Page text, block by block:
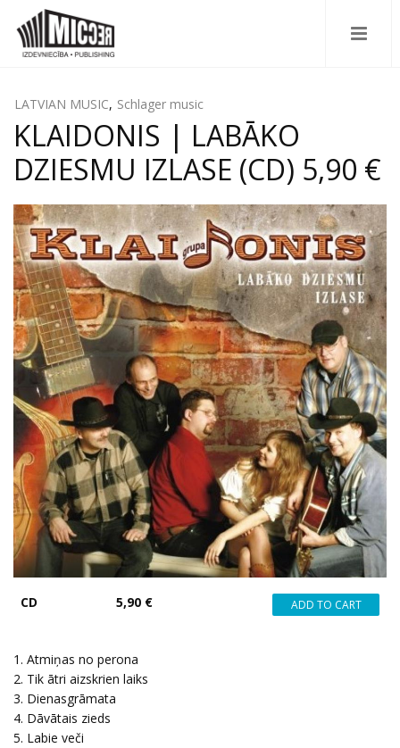
LATVIAN MUSIC, Schlager music
KLAIDONIS | LABĀKO
DZIESMU IZLASE (CD) 5,90 €
CD 5,90 €
1. Atmiņas no perona
2. Tik ātri aizskrien laiks
3. Dienasgrāmata
4. Dāvātais zieds
5. Labie veči